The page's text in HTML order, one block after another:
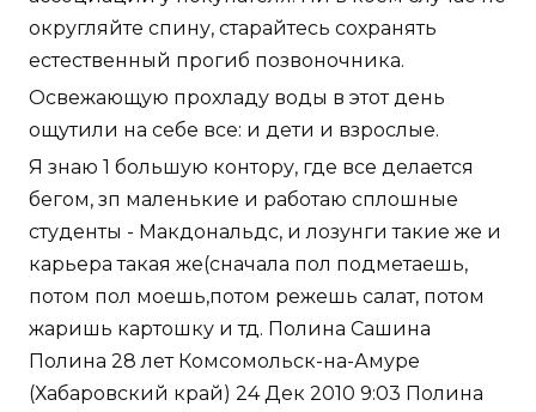
округляйте спину, старайтесь сохранять
естественный прогиб позвоночника.
Освежающую прохладу воды в этот день
ощутили на себе все: и дети и взрослые.
Я знаю 1 большую контору, где все делается
бегом, зп маленькие и работаю сплошные
студенты - Макдональдс, и лозунги такие же и
карьера такая же(сначала пол подметаешь,
потом пол моешь,потом режешь салат, потом
жаришь картошку и тд. Полина Сашина
Полина 28 лет Комсомольск-на-Амуре
(Хабаровский край) 24 Дек 2010 9:03 Полина